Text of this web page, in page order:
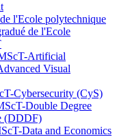
l'Ecole polytechnique
de l'Ecole
Artificial
Visual
Cybersecurity (CyS)
Double Degree
(DDDF)
Data and Economics